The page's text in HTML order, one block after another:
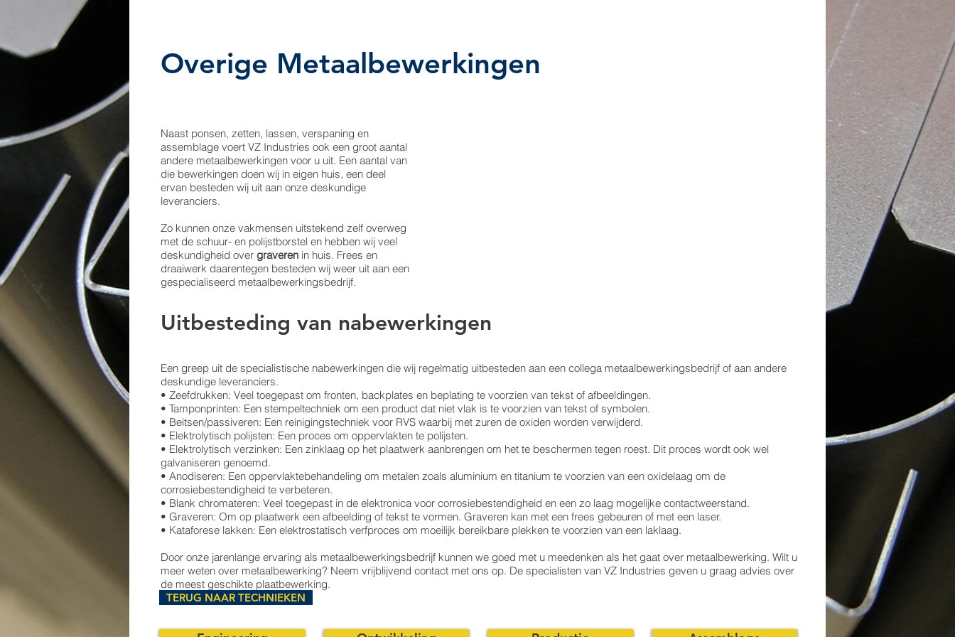
Overige Metaalbewerkingen
Naast ponsen, zetten, lassen, verspaning en
assemblage voert VZ Industries ook een groot aantal
andere metaalbewerkingen voor u uit. Een aantal van
die bewerkingen doen wij in eigen huis, een deel
ervan besteden wij uit aan onze deskundige
leveranciers.
Zo kunnen onze vakmensen uitstekend zelf overweg
met de schuur- en polijstborstel en hebben wij veel
deskundigheid over graveren in huis. Frees en
draaiwerk daarentegen besteden wij weer uit aan een
gespecialiseerd metaalbewerkingsbedrijf.
Uitbesteding van nabewerkingen
Een greep uit de specialistische nabewerkingen die wij regelmatig uitbesteden aan een collega metaalbewerkingsbedrijf of aan andere
deskundige leveranciers.
• Zeefdrukken: Veel toegepast om fronten, backplates en beplating te voorzien van tekst of afbeeldingen.
• Tamponprinten: Een stempeltechniek om een product dat niet vlak is te voorzien van tekst of symbolen.
• Beitsen/passiveren: Een reinigingstechniek voor RVS waarbij met zuren de oxiden worden verwijderd.
• Elektrolytisch polijsten: Een proces om oppervlakten te polijsten.
• Elektrolytisch verzinken: Een zinklaag op het plaatwerk aanbrengen om het te beschermen tegen roest. Dit proces wordt ook wel
galvaniseren genoemd.
• Anodiseren: Een oppervlaktebehandeling om metalen zoals aluminium en titanium te voorzien van een oxidelaag om de
corrosiebestendigheid te verbeteren.
• Blank chromateren: Veel toegepast in de elektronica voor corrosiebestendigheid en een zo laag mogelijke contactweerstand.
• Graveren: Om op plaatwerk een afbeelding of tekst te vormen. Graveren kan met een frees gebeuren of met een laser.
• Kataforese lakken: Een elektrostatisch verfproces om moeilijk bereikbare plekken te voorzien van een laklaag.
Door onze jarenlange ervaring als metaalbewerkingsbedrijf kunnen we goed met u meedenken als het gaat over metaalbewerking. Wilt u
meer weten over metaalbewerking? Neem vrijblijvend contact met ons op. De specialisten van VZ Industries geven u graag advies over
de meest geschikte plaatbewerking.
TERUG NAAR TECHNIEKEN